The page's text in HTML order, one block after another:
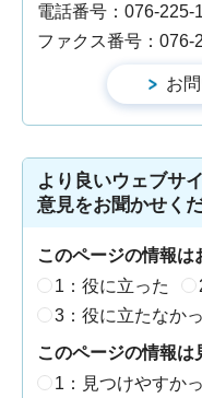
電話番号：076-225-
ファクス番号：076-
より良いウェブサ
意見をお聞かせく
このページの情報は
1：役に立った
3：役に立たなか
このページの情報は
1：見つけやすか